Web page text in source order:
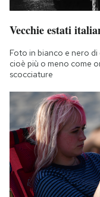
Vecchie estati
Foto in bianco e nero
cioè più o meno come
scocciature